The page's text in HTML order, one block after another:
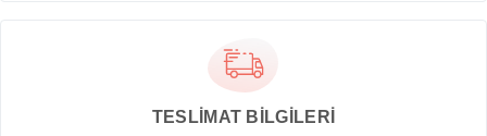
TESLİMAT BİLGİLERİ